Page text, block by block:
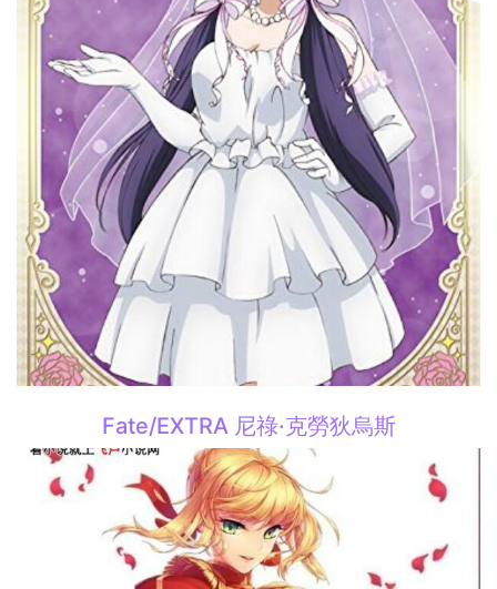
Fate/EXTRA 尼祿·克勞狄烏斯